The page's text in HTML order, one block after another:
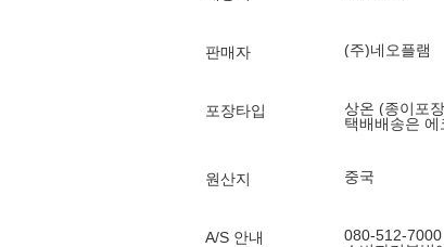
판매자 (주)네오플램
포장타입
상온 (종이포
택배배송은
원산지 중국
A/S 안내
080-512-7000